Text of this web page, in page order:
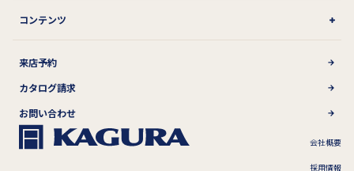
コンテンツ
来店予約
カタログ請求
お問い合わせ
会社概要
採用情報